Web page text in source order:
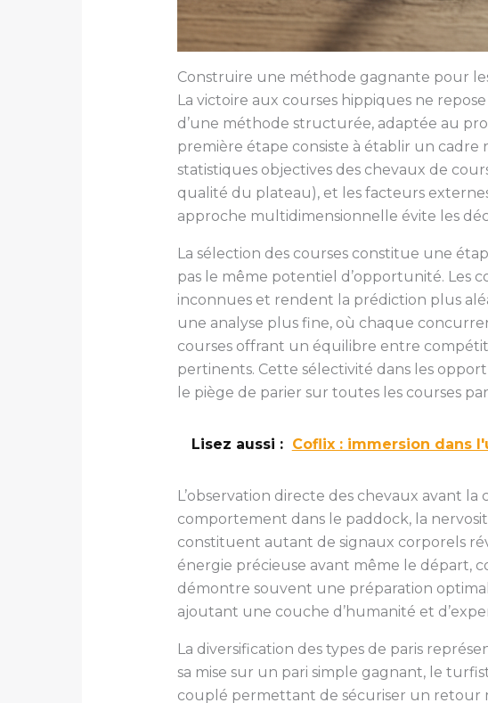
Construire une méthode gagnante pour
La victoire aux courses hippiques ne
d’une méthode structurée, adaptée au
première étape consiste à établir un cadre
statistiques objectives des chevaux de
qualité du plateau), et les facteurs
approche multidimensionnelle évite les
La sélection des courses constitue une
pas le même potentiel d’opportunité. Les
inconnues et rendent la prédiction plus
une analyse plus fine, où chaque
courses offrant un équilibre entre
pertinents. Cette sélectivité dans les
le piège de parier sur toutes les courses
Lisez aussi : Coflix : immersion dans
L’observation directe des chevaux avant
comportement dans le paddock, la
constituent autant de signaux corporels
énergie précieuse avant même le départ,
démontre souvent une préparation
ajoutant une couche d’humanité et
La diversification des types de paris
sa mise sur un pari simple gagnant, le
couplé permettant de sécuriser un retour